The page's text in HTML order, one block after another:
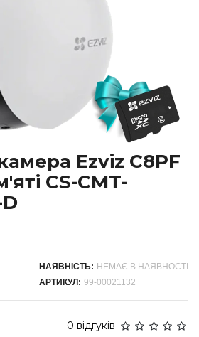
Ezviz C8PF
CS-CMT-
НАЯВНІСТЬ: НЕМАЄ В НАЯВНОСТІ
АРТИКУЛ: 99-00021132
0 відгуків